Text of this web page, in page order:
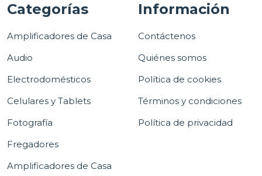
Categorías
Amplificadores de Casa
Audio
Electrodomésticos
Celulares y Tablets
Fotografía
Fregadores
Amplificadores de Casa
Información
Contáctenos
Quiénes somos
Política de cookies
Términos y condiciones
Política de privacidad